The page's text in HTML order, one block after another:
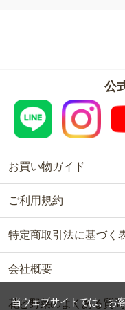
公
お買い物ガイド
ご利用規約
特定商取引法に基づく
会社概要
花と野菜のよくある質
当ウェブサイトでは、お